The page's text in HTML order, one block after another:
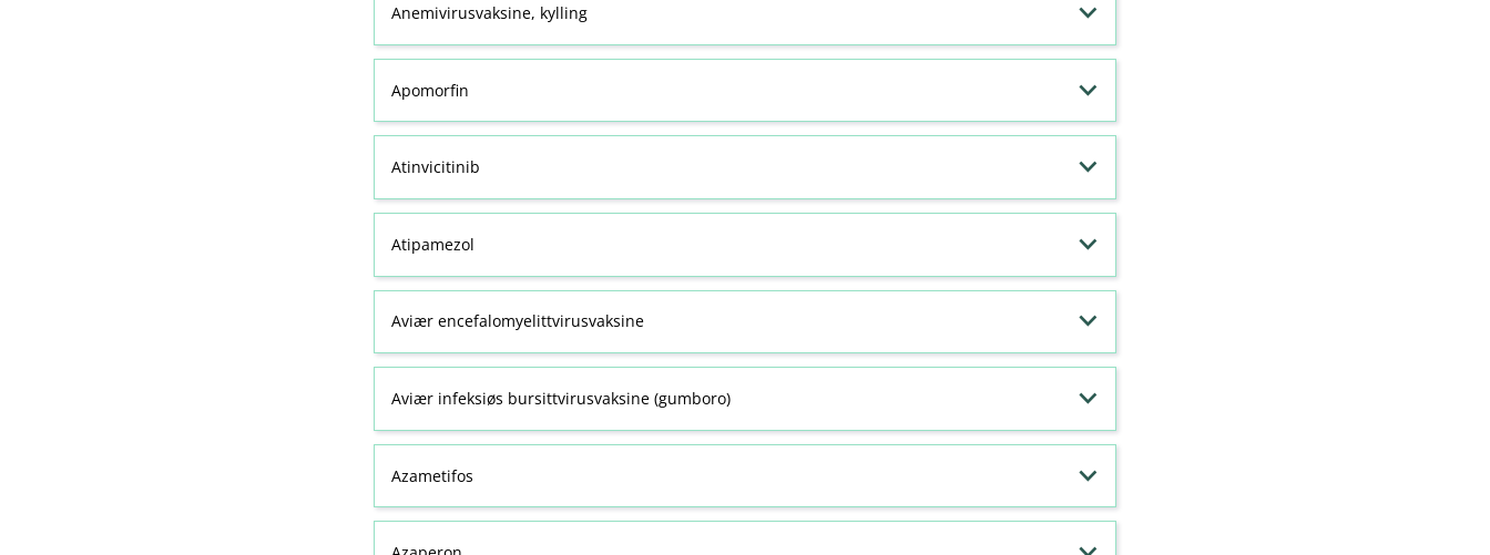
Anemivirusvaksine, kylling
Apomorfin
Atinvicitinib
Atipamezol
Aviær encefalomyelittvirusvaksine
Aviær infeksiøs bursittvirusvaksine (gumboro)
Azametifos